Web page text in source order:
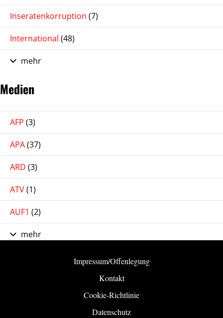
Inseratenkorruption (7)
International (48)
mehr
Medien
AFP (3)
APA(37)
ARD (3)
ATV(1)
AUF1 (2)
mehr
Impressum/Offenlegung
Kontakt
Cookie-Richtlinie
Datenschutz